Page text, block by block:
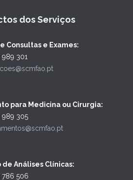
dos Serviços
Consultas e Exames:
301
para Medicina ou Cirurgia:
989 305
Análises Clínicas:
786 506